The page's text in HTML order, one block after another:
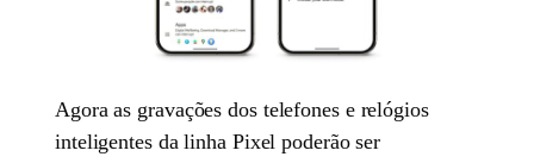
Agora as gravações dos telefones e relógios
inteligentes da linha Pixel poderão ser